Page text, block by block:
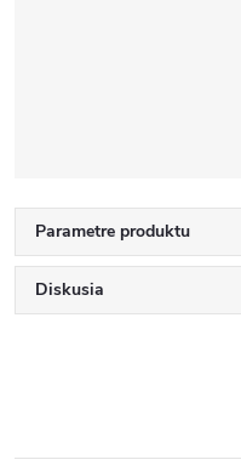
Parametre produktu
Diskusia